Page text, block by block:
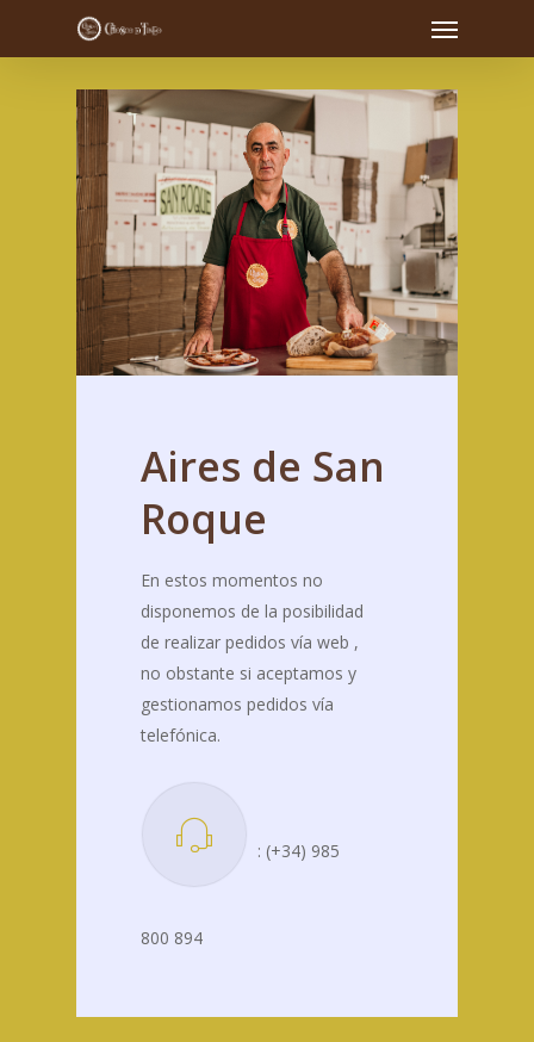
Aires de San
Roque
En estos momentos no
disponemos de la posibilidad
de realizar pedidos vía web ,
no obstante si aceptamos y
gestionamos pedidos vía
telefónica.
: (+34) 985
800 894